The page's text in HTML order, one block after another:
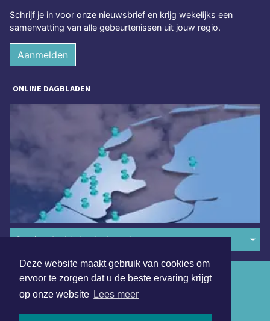
Deze website maakt gebruik van cookies om
ervoor te zorgen dat u de beste ervaring krijgt
op onze website Lees meer
Schrijf je in voor onze nieuwsbrief en krijg wekelijks een
samenvatting van alle gebeurtenissen uit jouw regio.
Aanmelden
ONLINE DAGBLADEN
Overige dagbladen in de regio
Algemene voorwaarden
Disclaimer